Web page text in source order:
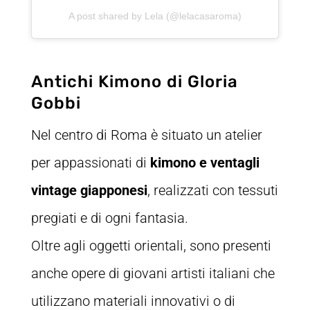
A post shared by Lela (@lelacasaroma)
Antichi Kimono di Gloria
Gobbi
Nel centro di Roma è situato un atelier
per appassionati di kimono e ventagli
vintage giapponesi, realizzati con tessuti
pregiati e di ogni fantasia.
Oltre agli oggetti orientali, sono presenti
anche opere di giovani artisti italiani che
utilizzano materiali innovativi o di